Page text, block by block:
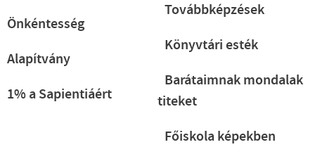
Önkéntesség
Alapítvány
1% a Sapientiáért
Továbbképzések
Könyvtári esték
Barátaimnak mondalak
titeket
Főiskola képekben